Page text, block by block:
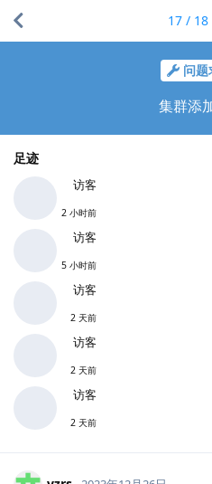
问题
集群添
足迹
访客
2 小时前
访客
5 小时前
访客
2 天前
访客
2 天前
访客
2 天前
17 / 18